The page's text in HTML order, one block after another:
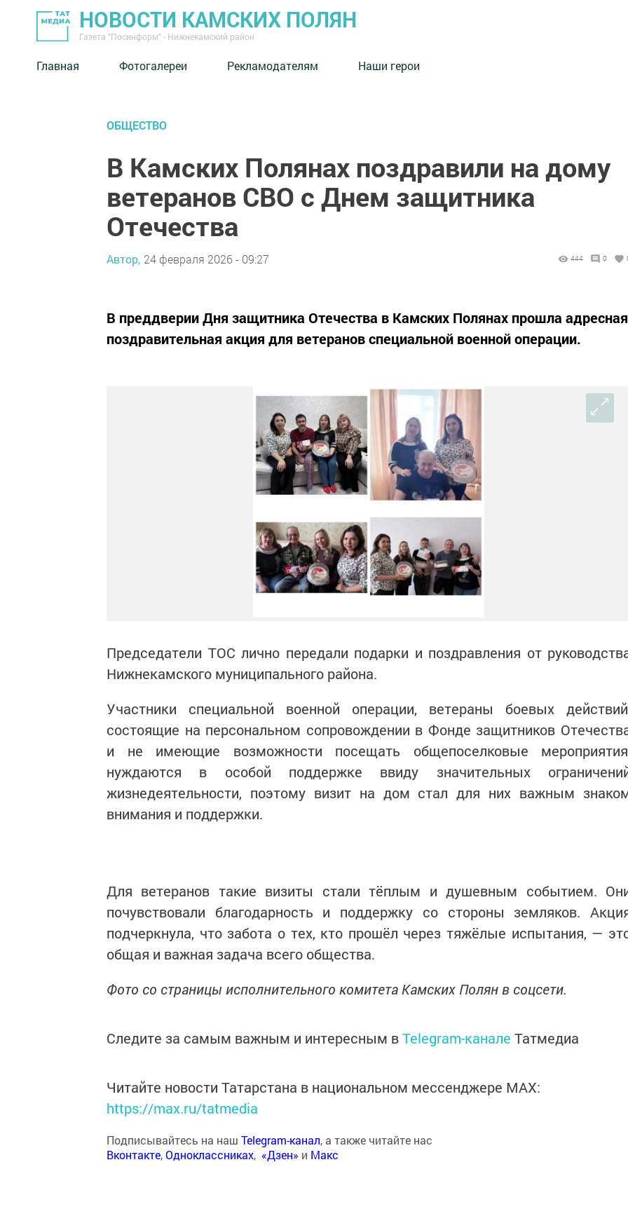
НОВОСТИ КАМСКИХ ПОЛЯН
Газета "Посинформ" - Нижнекамский район
Главная Фотогалереи Рекламодателям Наши герои
ОБЩЕСТВО
В Камских Полянах поздравили на дому
ветеранов СВО с Днем защитника
Отечества
Автор, 24 февраля 2026 - 09:27 444 0
В преддверии Дня защитника Отечества в Камских Полянах прошла адресная
поздравительная акция для ветеранов специальной военной операции.
Председатели ТОС лично передали подарки и поздравления от
Нижнекамского муниципального района.
Участники специальной военной операции, ветераны боевых
состоящие на персональном сопровождении в Фонде защитников
и не имеющие возможности посещать общепоселковые
нуждаются в особой поддержке ввиду значительных
жизнедеятельности, поэтому визит на дом стал для них важным
внимания и поддержки.
Для ветеранов такие визиты стали тёплым и душевным событием.
почувствовали благодарность и поддержку со стороны земляков.
подчеркнула, что забота о тех, кто прошёл через тяжёлые испытания, —
общая и важная задача всего общества.
Фото со страницы исполнительного комитета Камских Полян в соцсети.
Следите за самым важным и интересным вTelegram-канале Татмедиа
Читайте новости Татарстана в национальном мессенджере MАХ:
https://max.ru/tatmedia
Подписывайтесь на наш Telegram-канал, а также читайте нас
Вконтакте,Одноклассниках, «Дзен» и Макс